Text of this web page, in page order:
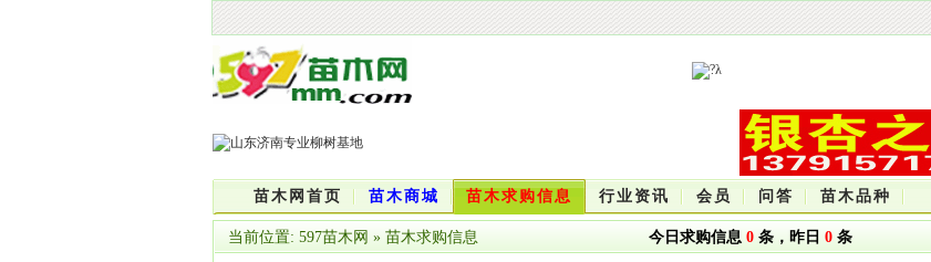
苗木网首页 苗木商城 苗木求购信息 行业资讯 会员 问答 苗木品种
当前位置: 597苗木网 » 苗木求购信息 今日求购信息 0 条，昨日 0 条